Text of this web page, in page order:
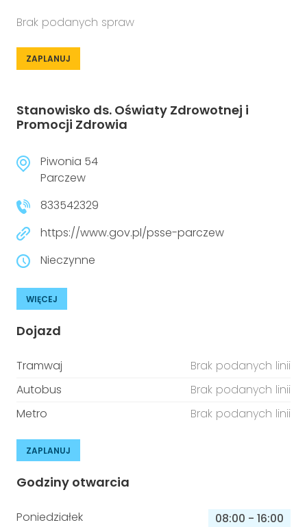
Brak podanych spraw
ZAPLANUJ
Stanowisko ds. Oświaty Zdrowotnej i
Promocji Zdrowia
Piwonia 54
Parczew
833542329
https://www.gov.pl/psse-parczew
Nieczynne
WIĘCEJ
Dojazd
Tramwaj
Brak podanych linii
Autobus
Brak podanych linii
Metro
Brak podanych linii
ZAPLANUJ
Godziny otwarcia
Poniedziałek 08:00 - 16:00